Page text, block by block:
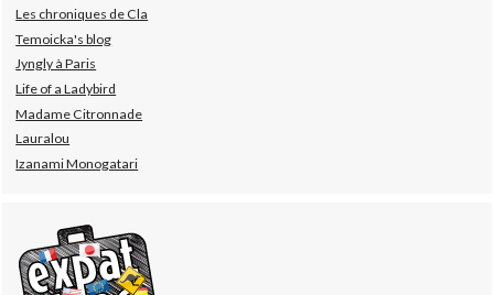
Les chroniques de Cla
Temoicka's blog
Jyngly à Paris
Life of a Ladybird
Madame Citronnade
Lauralou
Izanami Monogatari